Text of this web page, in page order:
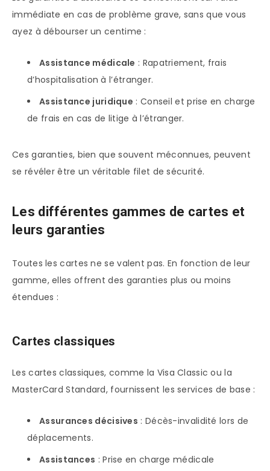
immédiate en cas de problème grave, sans que vous
ayez à débourser un centime :
Assistance médicale : Rapatriement, frais
d’hospitalisation à l’étranger.
Assistance juridique : Conseil et prise en charge
de frais en cas de litige à l’étranger.
Ces garanties, bien que souvent méconnues, peuvent
se révéler être un véritable filet de sécurité.
Les différentes gammes de cartes et
leurs garanties
Toutes les cartes ne se valent pas. En fonction de leur
gamme, elles offrent des garanties plus ou moins
étendues :
Cartes classiques
Les cartes classiques, comme la Visa Classic ou la
MasterCard Standard, fournissent les services de base :
Assurances décisives : Décès-invalidité lors de
déplacements.
Assistances : Prise en charge médicale